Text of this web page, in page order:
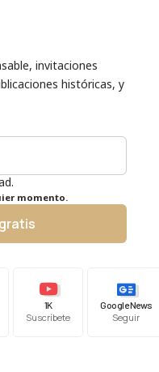
invitaciones
históricas, y
momento.
1K
Suscríbete
Google News
Seguir